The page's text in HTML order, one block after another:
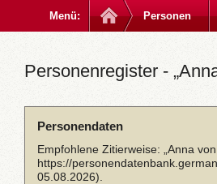
Menü: Personen
Personenregister -
Personendaten
Empfohlene Zitierweise: „Anna
https://
05.08.2026).